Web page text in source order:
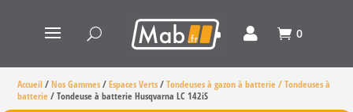
0
Accueil/Nos Gammes/Espaces Verts/Tondeuses à gazon à batterie / Tondeuses à
batterie /Tondeuse à batterie Husqvarna LC 142iS